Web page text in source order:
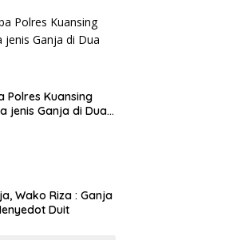
Polres Kuansing
jenis Ganja di Dua
Wako Riza : Ganja
Duit